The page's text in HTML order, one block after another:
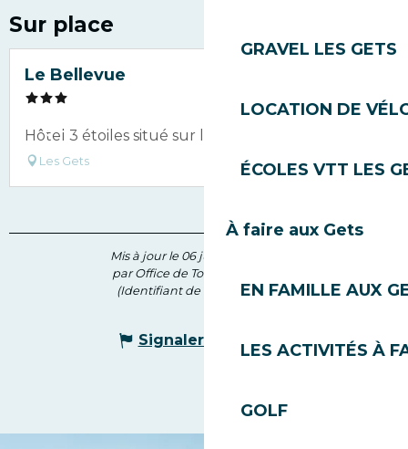
GRAVEL LES GETS
LOCATION DE
ÉCOLES VTT LES
À faire aux Gets
EN FAMILLE AUX
LES ACTIVITÉS À
GOLF
Sur place
Le Bellevue
Hôtel 3 étoiles situé sur le Front de Neige
Les Gets
Mis à jour le 06 juillet 2026 à 11:26
par Office de Tourisme des Gets
(Identifiant de l'offre : 5537819)
Signaler une erreur